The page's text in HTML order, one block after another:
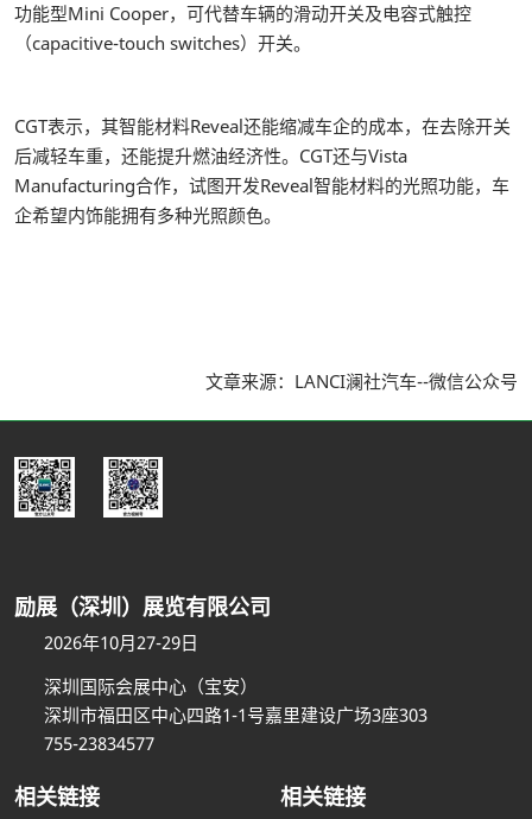
功能型Mini Cooper，可代替车辆的滑动开关及电容式触控
（capacitive-touch switches）开关。
CGT表示，其智能材料Reveal还能缩减车企的成本，在去除开关
后减轻车重，还能提升燃油经济性。CGT还与Vista
Manufacturing合作，试图开发Reveal智能材料的光照功能，车
企希望内饰能拥有多种光照颜色。
文章来源：LANCI澜社汽车--微信公众号
励展（深圳）展览有限公司
2026年10月27-29日
深圳国际会展中心（宝安）
深圳市福田区中心四路1-1号嘉里建设广场3座303
755-23834577
相关链接 相关链接